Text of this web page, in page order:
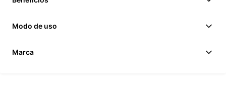
Modo de uso
Marca